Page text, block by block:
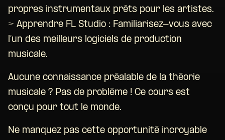
propres instrumentaux prêts pour les artistes.
> Apprendre FL Studio : Familiarisez-vous avec
l’un des meilleurs logiciels de production
musicale.
Aucune connaissance préalable de la théorie
musicale ? Pas de problème ! Ce cours est
conçu pour tout le monde.
Ne manquez pas cette opportunité incroyable